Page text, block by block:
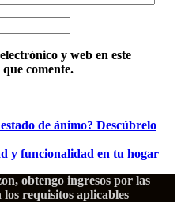
y web en este
comente.
de ánimo? Descúbrelo
y funcionalidad en tu hogar
obtengo ingresos por las
requisitos aplicables